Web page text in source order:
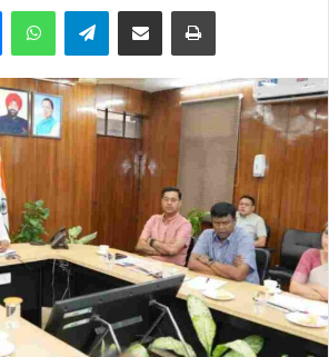
MessengerWhatsAppTelegramShare via Email Print